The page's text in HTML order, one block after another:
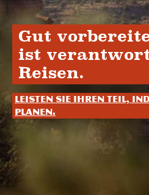
Gut
ist
Reisen.
Leisten Sie Ihren Teil,
planen.